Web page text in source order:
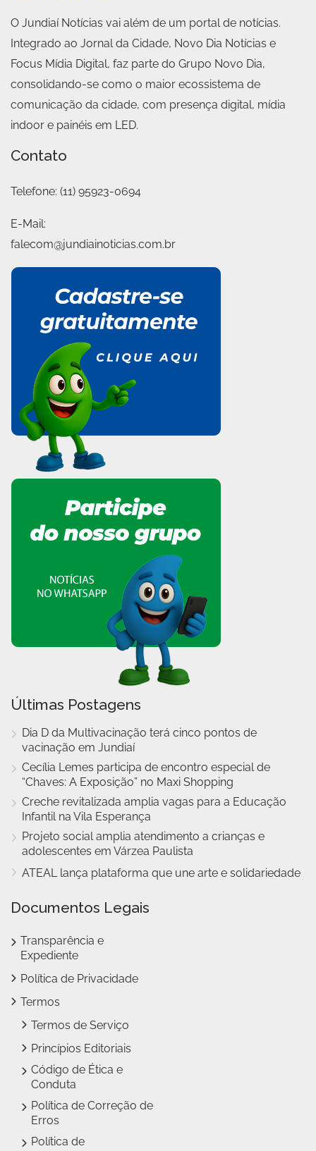
O Jundiaí Notícias vai além de um portal de notícias.
Integrado ao Jornal da Cidade, Novo Dia Notícias e
Focus Mídia Digital, faz parte do Grupo Novo Dia,
consolidando-se como o maior ecossistema de
comunicação da cidade, com presença digital, mídia
indoor e painéis em LED.
Contato
Telefone: (11) 95923-0694
E-Mail:
falecom@jundiainoticias.com.br
Últimas Postagens
Dia D da Multivacinação terá cinco pontos de
vacinação em Jundiaí
Cecília Lemes participa de encontro especial de
“Chaves: A Exposição” no Maxi Shopping
Creche revitalizada amplia vagas para a Educação
Infantil na Vila Esperança
Projeto social amplia atendimento a crianças e
adolescentes em Várzea Paulista
ATEAL lança plataforma que une arte e solidariedade
Documentos Legais
Transparência e
Expediente
Política de Privacidade
Termos
Termos de Serviço
Princípios Editoriais
Código de Ética e
Conduta
Política de Correção de
Erros
Política de